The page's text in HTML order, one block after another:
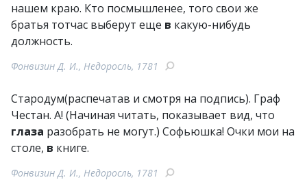
нашем краю. Кто посмышленее, того свои же
братья тотчас выберут еще в какую-нибудь
должность.
Фонвизин Д. И., Недоросль, 1781
Стародум(распечатав и смотря на подпись). Граф
Честан. А! (Начиная читать, показывает вид, что
глаза разобрать не могут.) Софьюшка! Очки мои на
столе, в книге.
Фонвизин Д. И., Недоросль, 1781